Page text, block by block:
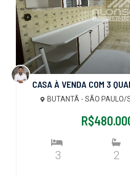
CASA À VENDA COM 3
BUTANTÃ - SÃO PAULO/
3 2